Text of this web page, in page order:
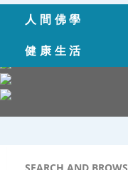
Skip to collection list
Skip to video grid
人間佛學
健康生活